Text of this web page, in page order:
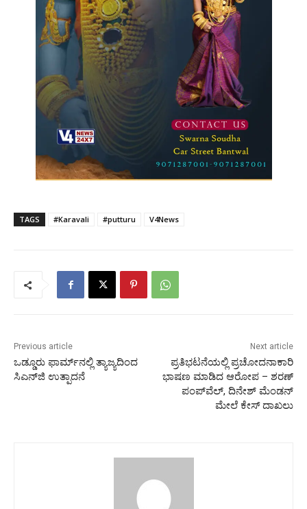
TAGS #Karavali #putturu V4News
Previous article
ಒಡ್ಡೂರು ಫಾರ್ಮ್‍ನಲ್ಲಿ ತ್ಯಾಜ್ಯದಿಂದ
ಸಿಎನ್‍ಜಿ ಉತ್ಪಾದನೆ
Next article
ಪ್ರತಿಭಟನೆಯಲ್ಲಿ ಪ್ರಚೋದನಾಕಾರಿ
ಭಾಷಣ ಮಾಡಿದ ಆರೋಪ – ಶರಣ್
ಪಂಪ್‍ವೆಲ್, ದಿನೇಶ್ ಮೆಂಡನ್
ಮೇಲೆ ಕೇಸ್ ದಾಖಲು